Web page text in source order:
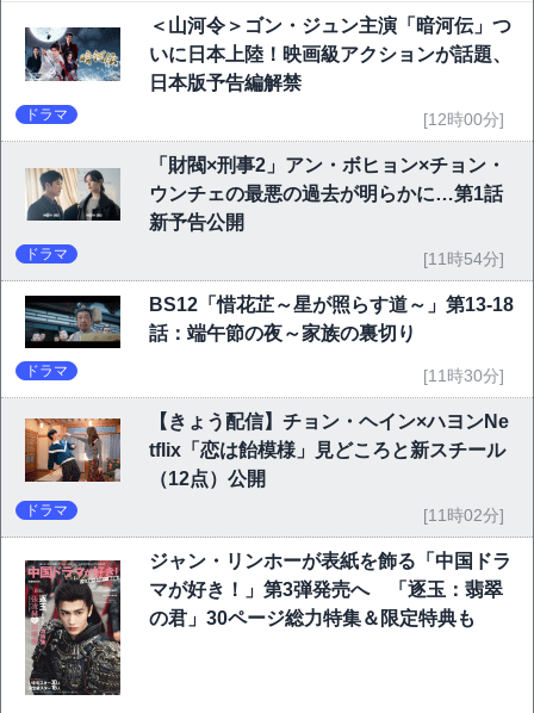
＜山河令＞ゴン・ジュン主演「暗河伝」つ
いに日本上陸！映画級アクションが話題、
日本版予告編解禁
ドラマ [12時00分]
「財閥×刑事2」アン・ボヒョン×チョン・
ウンチェの最悪の過去が明らかに…第1話
新予告公開
ドラマ [11時54分]
BS12「惜花芷～星が照らす道～」第13-18
話：端午節の夜～家族の裏切り
ドラマ [11時30分]
【きょう配信】チョン・ヘイン×ハヨンNe
tflix「恋は飴模様」見どころと新スチール
（12点）公開
ドラマ [11時02分]
ジャン・リンホーが表紙を飾る「中国ドラ
マが好き！」第3弾発売へ 「逐玉：翡翠
の君」30ページ総力特集＆限定特典も